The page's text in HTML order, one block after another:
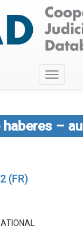
Toggle
–
(FR)